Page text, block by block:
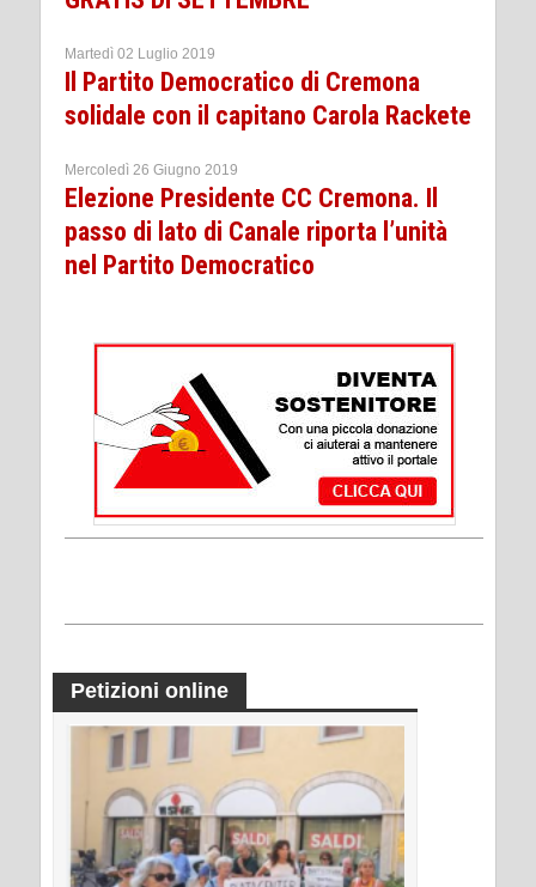
Martedì 02 Luglio 2019
Il Partito Democratico di Cremona
solidale con il capitano Carola Rackete
Mercoledì 26 Giugno 2019
Elezione Presidente CC Cremona. Il
passo di lato di Canale riporta l’unità
nel Partito Democratico
Petizioni online